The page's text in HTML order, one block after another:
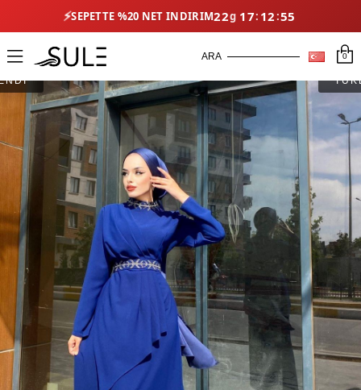
⚡SEPETTE %20 NET İNDIRIM22 17 12 55
0